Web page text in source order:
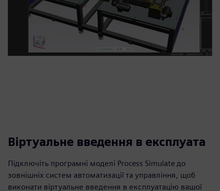
Віртуальне введення в експлуата
Підключіть програмні моделі Process Simulate до
зовнішніх систем автоматизації та управління, щоб
виконати віртуальне введення в експлуатацію вашої